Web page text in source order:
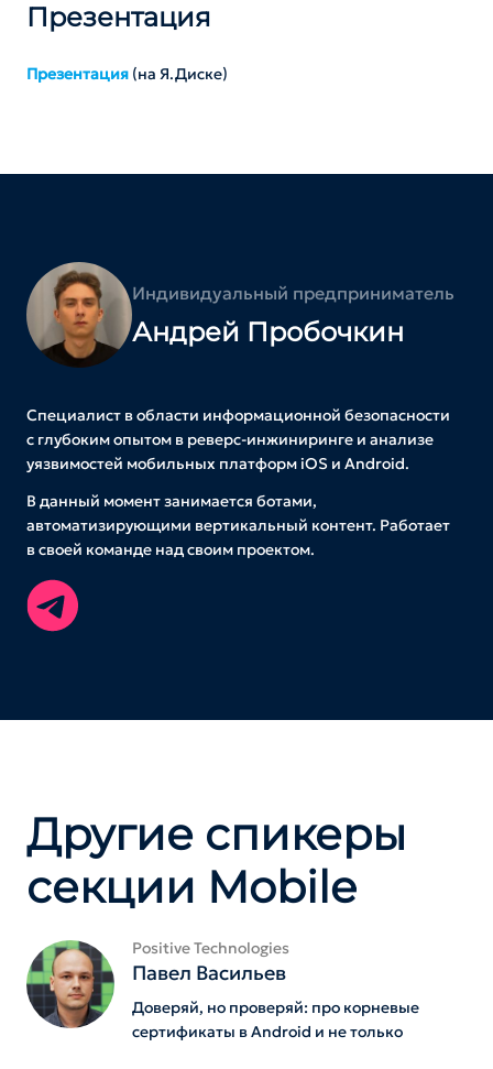
Презентация
Презентация (на Я.Диске)
Индивидуальный предприниматель
Андрей Пробочкин
Специалист в области информационной безопасности
с глубоким опытом в реверс-инжиниринге и анализе
уязвимостей мобильных платформ iOS и Android.
В данный момент занимается ботами,
автоматизирующими вертикальный контент. Работает
в своей команде над своим проектом.
Другие спикеры
секции Mobile
Positive Technologies
Павел Васильев
Доверяй, но проверяй: про корневые
сертификаты в Android и не только